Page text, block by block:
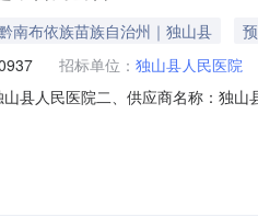
南布依族苗族自治州｜独山县
招标单位： 独山县人民医院
县人民医院二、供应商名称：独
彩色复印纸天章/TANGOA570g,